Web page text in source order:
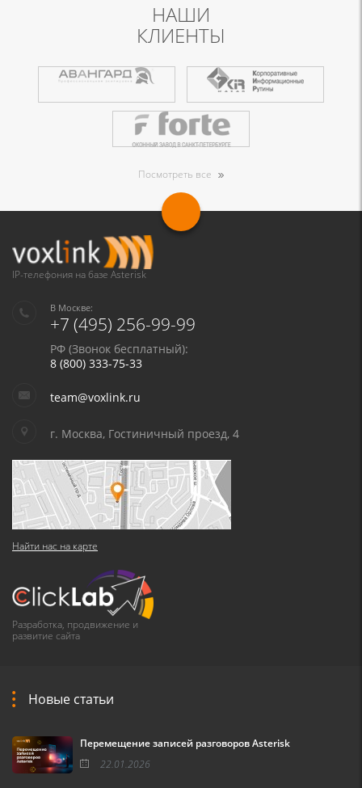
НАШИ
КЛИЕНТЫ
Посмотреть все
IP-телефония на базе Asterisk
В Москве:
+7 (495) 256-99-99
РФ (Звонок бесплатный):
8 (800) 333-75-33
team@voxlink.ru
г. Москва, Гостиничный проезд, 4
Найти нас на карте
Разработка, продвижение и
развитие сайта
Новые статьи
Перемещение записей разговоров Asterisk
22.01.2026